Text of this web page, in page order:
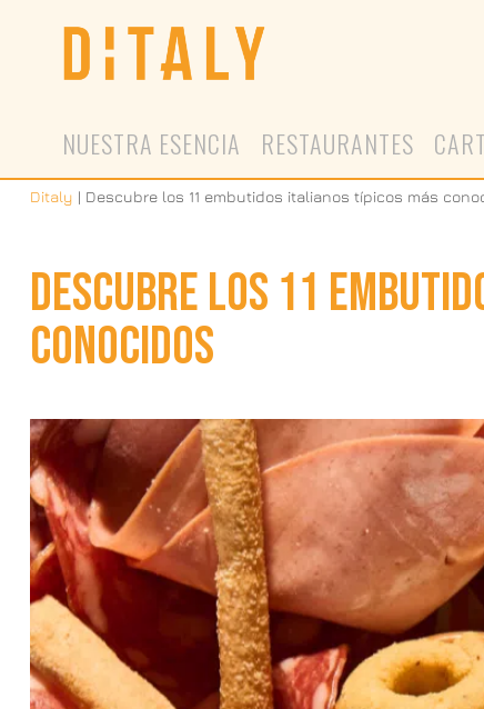
navegación
NUESTRA ESENCIA RESTAURANTES
Ditaly | Descubre los 11 embutidos italianos típicos más
DESCUBRE LOS 11
CONOCIDOS